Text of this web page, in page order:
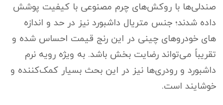
صندلی‌ها با روکش‌های چرم مصنوعی با کیفیت پوشش
داده شدند؛ جنس متریال داشبورد نیز در حد و اندازه
های خودروهای چینی در این رنج قیمت احساس شده و
تقریباً می‌تواند رضایت بخش باشد. به ویژه رویه نرم
داشبورد و رودری‌ها نیز در این بحث بسیار کمک‌کننده و
خوشایند است.